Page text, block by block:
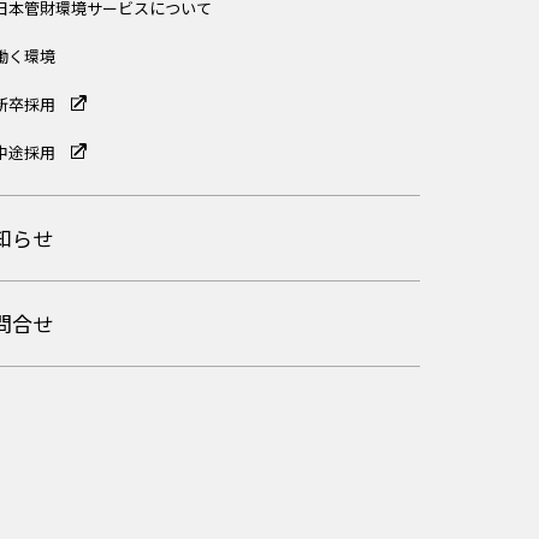
本管財環境サービスについて
く環境
卒採用
途採用
らせ
合せ